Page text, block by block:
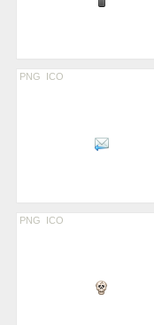
PNG ICO
PNG ICO